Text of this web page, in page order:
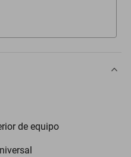
de equipo